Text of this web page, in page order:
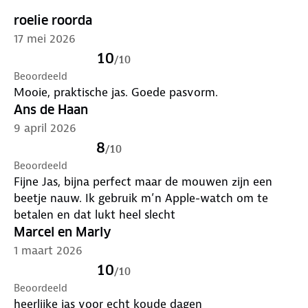
het in bij onze winkels. Wij geven er een nieuwe
bestemming aan.
roelie roorda
17 mei 2026
10/10
Beoordeeld
Mooie, praktische jas. Goede pasvorm.
Ans de Haan
9 april 2026
8/10
Beoordeeld
Fijne Jas, bijna perfect maar de mouwen zijn een
beetje nauw. Ik gebruik m’n Apple-watch om te
betalen en dat lukt heel slecht
Marcel en Marly
1 maart 2026
10/10
Beoordeeld
heerlijke jas voor echt koude dagen